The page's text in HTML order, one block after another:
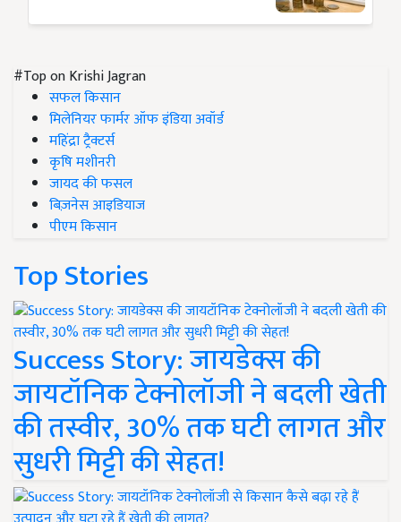
#Top on Krishi Jagran
सफल किसान
मिलेनियर फार्मर ऑफ इंडिया अवॉर्ड
महिंद्रा ट्रैक्टर्स
कृषि मशीनरी
जायद की फसल
बिज़नेस आइडियाज
पीएम किसान
Top Stories
Success Story: जायडेक्स की
जायटॉनिक टेक्नोलॉजी ने बदली खेती
की तस्वीर, 30% तक घटी लागत और
सुधरी मिट्टी की सेहत!